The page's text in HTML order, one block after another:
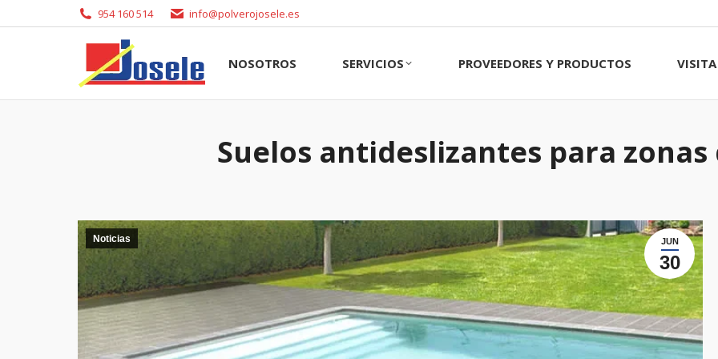
954 160 514 info@polverojosele.es
NOSOTROS SERVICIOS PROVEEDORES Y PRODUCTOS VISITA
Suelos antideslizantes para zonas
JUN
30
Noticias
NOSOTROS SERVICIOS PROVEEDORES Y PRODUCTOS VISITA